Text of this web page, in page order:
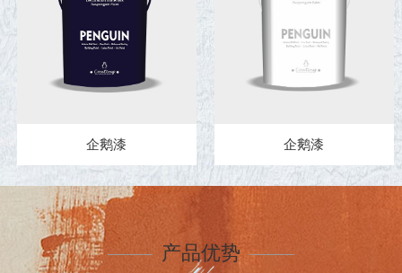
企鹅漆 企鹅漆
产品优势